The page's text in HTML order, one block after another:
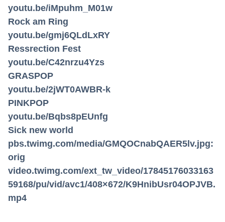
youtu.be/iMpuhm_M01w
Rock am Ring
youtu.be/gmj6QLdLxRY
Ressrection Fest
youtu.be/C42nrzu4Yzs
GRASPOP
youtu.be/2jWT0AWBR-k
PINKPOP
youtu.be/Bqbs8pEUnfg
Sick new world
pbs.twimg.com/media/GMQOCnabQAER5lv.jpg:
orig
video.twimg.com/ext_tw_video/17845176033163
59168/pu/vid/avc1/408×672/K9HnibUsr04OPJVB.
mp4